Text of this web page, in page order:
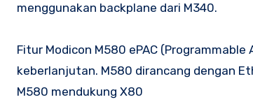
menggunakan backplane dari M340.
Fitur Modicon M580 ePAC
keberlanjutan. M580 dirancang dengan
M580 mendukung X80